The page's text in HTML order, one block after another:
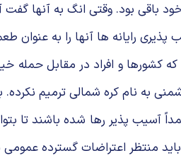
باقی بود. وقتی انگ به آنها گفت
پذیری رایانه ها آنها را به عنوان
كشورها و افراد در مقابل
به نام كره شمالی ترمیم
آسیب پذیر رها شده باشند تا
باید منتظر اعتراضات گسترده